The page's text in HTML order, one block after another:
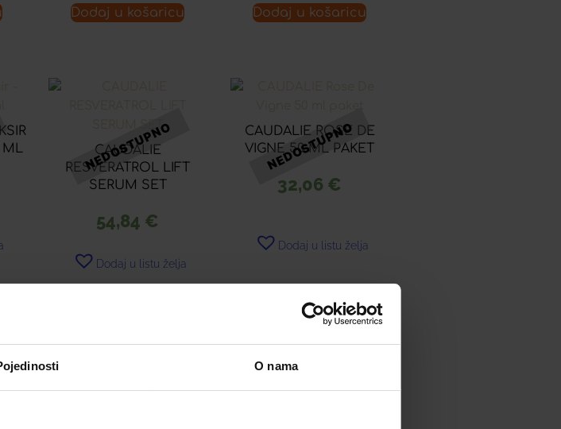
O nama
Dodaj u košaricu Dodaj u košaricu
CAUDALIE
RESVERATROL LIFT
SERUM SET
54,84 €
Dodaj u listu želja
CAUDALIE ROSE DE
VIGNE 50 ML PAKET
32,06 €
Dodaj u listu želja
Pročitaj više